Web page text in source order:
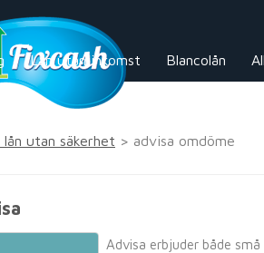
Lån utan inkomst Blancolån
lån utan säkerhet > advisa omdöme
Advisa erbjuder både